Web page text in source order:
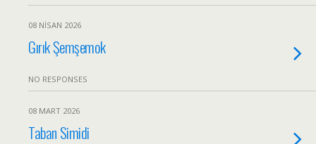
08 NISAN 2026
Gırık Şemşemok
NO RESPONSES
08 MART 2026
Taban Simidi